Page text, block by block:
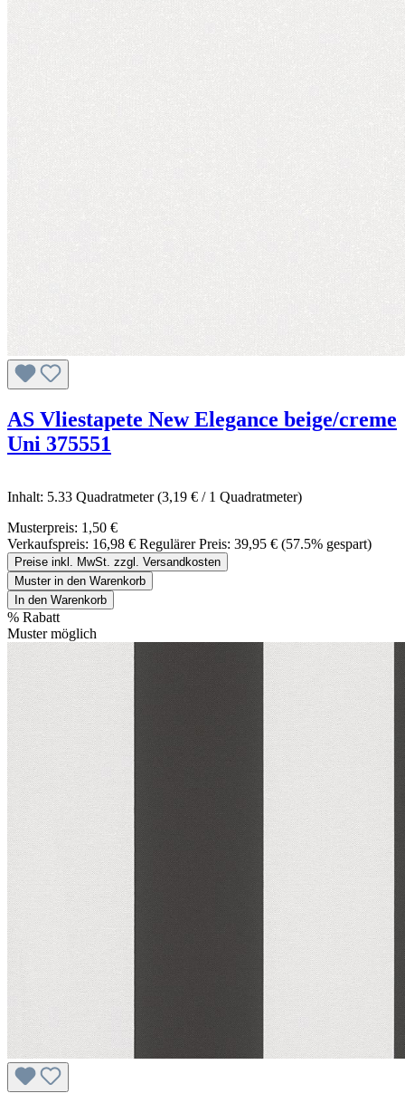
AS Vliestapete New Elegance beige/creme
Uni 375551
Inhalt: 5.33 Quadratmeter(3,19 € / 1 Quadratmeter)
Musterpreis: 1,50 €
Verkaufspreis: 16,98 € Regulärer Preis: 39,95 € (57.5% gespart)
Preise inkl. MwSt. zzgl. Versandkosten
Muster in den Warenkorb
In den Warenkorb
% Rabatt
Muster möglich